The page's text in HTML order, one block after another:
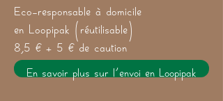
Eco-responsable à domicile
en Loopipak (réutilisable)
8,5 € + 5 € de caution
En savoir plus sur l'envoi en Loopipak